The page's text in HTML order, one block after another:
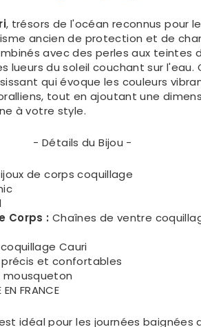
, trésors de l'océan reconnus pour
ancien de protection et de
avec des perles aux teintes
lueurs du soleil couchant sur l'eau.
qui évoque les couleurs
tout en ajoutant une
à votre style.
- Détails du Bijou -
de corps coquillage
Corps : Chaînes de ventre
Cauri
précis et confortables
EN FRANCE
idéal pour les journées baignées